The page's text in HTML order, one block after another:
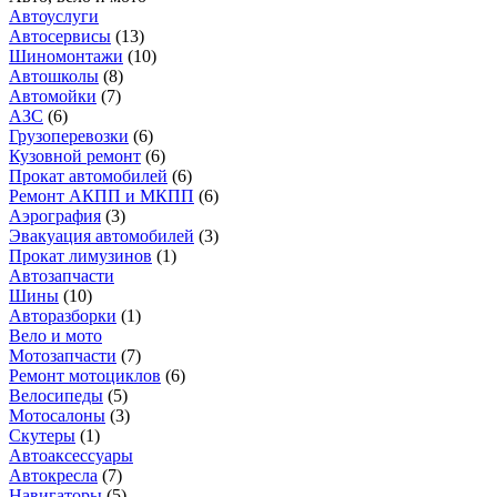
Автоуслуги
Автосервисы (13)
Шиномонтажи (10)
Автошколы (8)
Автомойки (7)
АЗС (6)
Грузоперевозки (6)
Кузовной ремонт (6)
Прокат автомобилей (6)
Ремонт АКПП и МКПП (6)
Аэрография (3)
Эвакуация автомобилей (3)
Прокат лимузинов (1)
Автозапчасти
Шины (10)
Авторазборки (1)
Вело и мото
Мотозапчасти (7)
Ремонт мотоциклов (6)
Велосипеды (5)
Мотосалоны (3)
Скутеры (1)
Автоаксессуары
Автокресла (7)